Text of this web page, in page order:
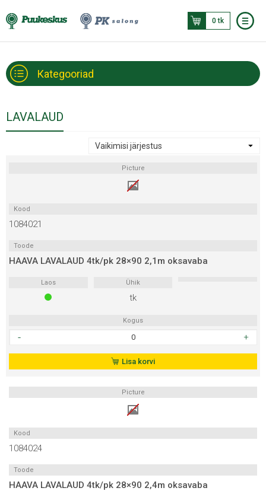
0 tk
Кategooriad
LAVALAUD
Picture
Kood
1084021
Toode
HAAVA LAVALAUD 4tk/pk 28×90 2,1m oksavaba
Laos Ühik
tk
Kogus
28x90
oksavaba
Lisa korvi
Picture
Kood
1084024
Toode
HAAVA LAVALAUD 4tk/pk 28×90 2,4m oksavaba